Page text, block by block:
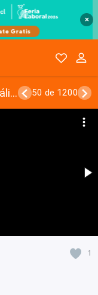
×
Kit De Reparacion Bisagra Metálica Para Muebles 50 de 1200
1